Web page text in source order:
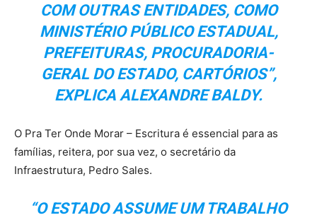
COM OUTRAS ENTIDADES, COMO
MINISTÉRIO PÚBLICO ESTADUAL,
PREFEITURAS, PROCURADORIA-
GERAL DO ESTADO, CARTÓRIOS”,
EXPLICA ALEXANDRE BALDY.
O Pra Ter Onde Morar – Escritura é essencial para as
famílias, reitera, por sua vez, o secretário da
Infraestrutura, Pedro Sales.
“O ESTADO ASSUME UM TRABALHO